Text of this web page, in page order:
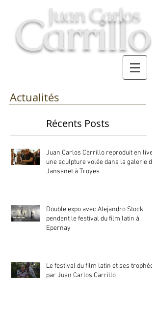
Carrillo
Juan Carlos
Récents Posts
Actualités
Juan Carlos Carrillo reproduit en live
une sculpture volée dans la galerie du
Jansanet à Troyes
Double expo avec Alejandro Stock
pendant le festival du film latin à
Epernay
Le festival du film latin et ses trophées
par Juan Carlos Carrillo